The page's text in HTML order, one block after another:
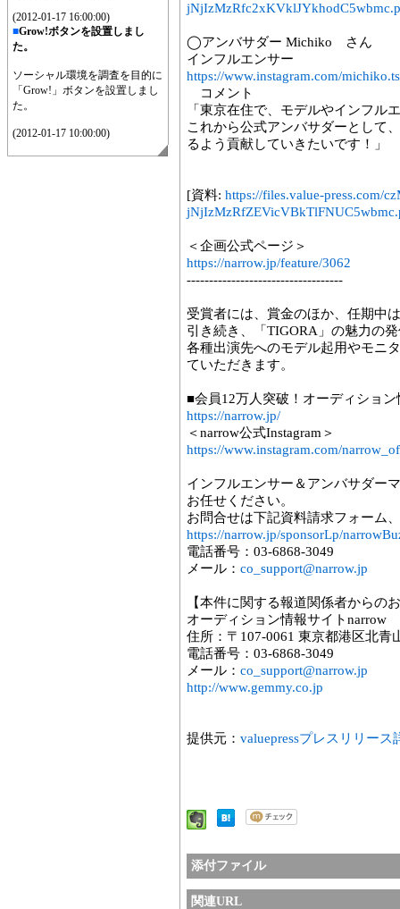
(2012-01-17 16:00:00)
■Grow!ボタンを設置しまし
た。
ソーシャル環境を調査を目的に
「Grow!」ボタンを設置しまし
た。
(2012-01-17 10:00:00)
◯アンバサダー Michiko さん
インフルエンサー
https://www.instagram.com/
コメント
「東京在住で、モデルやインフル
これから公式アンバサダーとして
るよう貢献していきたいです！」
[資料: https://files.value-press.com/
＜企画公式ページ＞
https://narrow.jp/feature/3062
-----------------------------------
受賞者には、賞金のほか、任期中
引き続き、「TIGORA」の魅力の
各種出演先へのモデル起用やモニ
ていただきます。
■会員12万人突破！オーディション
https://narrow.jp/
＜narrow公式Instagram＞
https://www.instagram.com/
インフルエンサー＆アンバサダー
お任せください。
お問合せは下記資料請求フォーム
https://narrow.jp/sponsorLp/
電話番号：03-6868-3049
メール： co_support@narrow.jp
【本件に関する報道関係者からの
オーディション情報サイトnarrow
住所：〒107-0061 東京都港区北青
電話番号：03-6868-3049
メール： co_support@narrow.jp
http://www.gemmy.co.jp
提供元： valuepressプレスリリース
添付ファイル
関連URL